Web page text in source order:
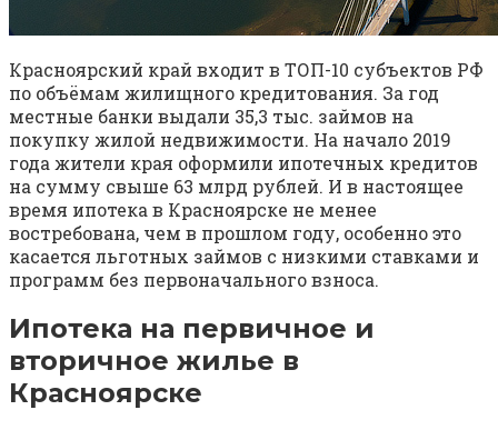
Красноярский край входит в ТОП-10 субъектов РФ
по объёмам жилищного кредитования. За год
местные банки выдали 35,3 тыс. займов на
покупку жилой недвижимости. На начало 2019
года жители края оформили ипотечных кредитов
на сумму свыше 63 млрд рублей. И в настоящее
время ипотека в Красноярске не менее
востребована, чем в прошлом году, особенно это
касается льготных займов с низкими ставками и
программ без первоначального взноса.
Ипотека на первичное и
вторичное жилье в
Красноярске